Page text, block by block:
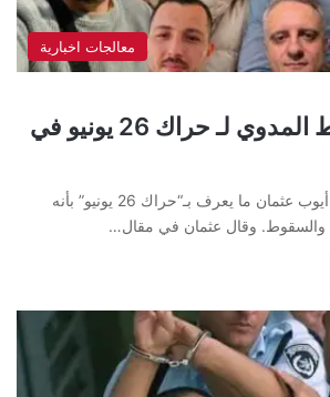
معالجات اخبارية
كواليس السقوط المدوي لـ حراك 26 يونيو في
وصف الكاتب السياسي أيوب عثمان ما يعرف بـ“حراك 26 يونيو” بأنه
والسقوط. وقال عثمان في مقال…